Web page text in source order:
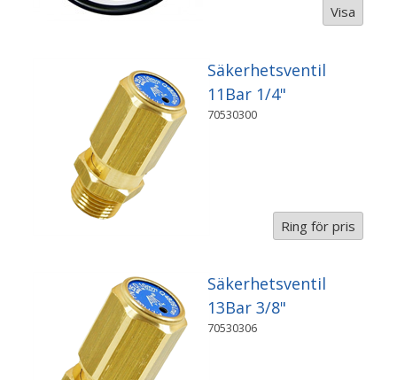
Visa
Säkerhetsventil
11Bar 1/4"
70530300
Ring för pris
Säkerhetsventil
13Bar 3/8"
70530306